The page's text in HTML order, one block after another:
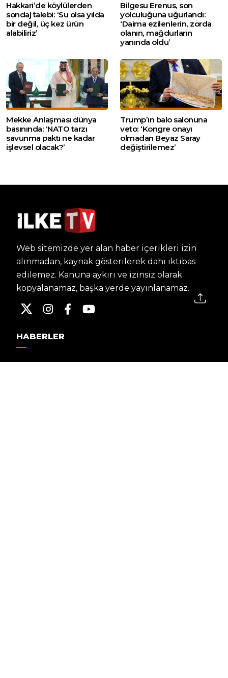
Hakkari’de köylülerden
sondaj talebi: ‘Su olsa yılda
bir değil, üç kez ürün
alabiliriz’
Bilgesu Erenus, son
yolculuğuna uğurlandı:
‘Daima ezilenlerin, zorda
olanın, mağdurların
yanında oldu’
Mekke Anlaşması dünya
basınında: ‘NATO tarzı
savunma paktı ne kadar
işlevsel olacak?’
Trump’ın balo salonuna
veto: ‘Kongre onayı
olmadan Beyaz Saray
değiştirilemez’
Web sitemizde yer alan haber içerikleri izin
alınmadan, kaynak gösterilerek dahi iktibas
edilemez. Kanuna aykırı ve izinsiz olarak
kopyalanamaz, başka yerde yayınlanamaz.
HABERLER